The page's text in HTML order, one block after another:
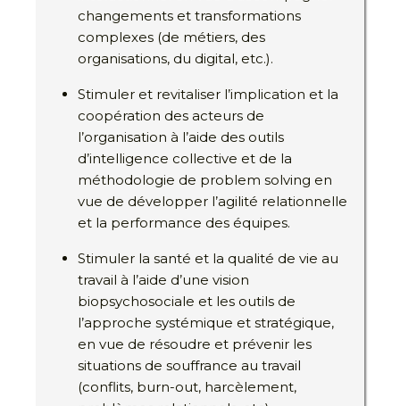
changements et transformations
complexes (de métiers, des
organisations, du digital, etc.).
Stimuler et revitaliser l’implication et la
coopération des acteurs de
l’organisation à l’aide des outils
d’intelligence collective et de la
méthodologie de problem solving en
vue de développer l’agilité relationnelle
et la performance des équipes.
Stimuler la santé et la qualité de vie au
travail à l’aide d’une vision
biopsychosociale et les outils de
l’approche systémique et stratégique,
en vue de résoudre et prévenir les
situations de souffrance au travail
(conflits, burn-out, harcèlement,